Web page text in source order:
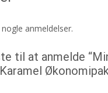
anmeldelser.
til at anmelde